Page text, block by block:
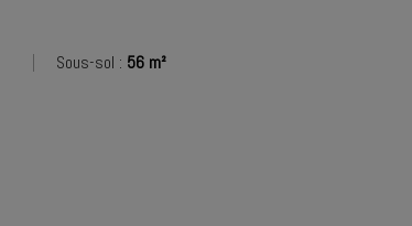
Sous-sol : 56 m²